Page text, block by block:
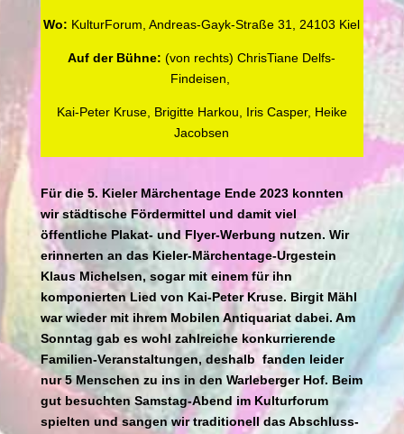
Wo: KulturForum, Andreas-Gayk-Straße 31, 24103 Kiel
Auf der Bühne: (von rechts) ChrisTiane Delfs-
Findeisen,
Kai-Peter Kruse, Brigitte Harkou, Iris Casper, Heike
Jacobsen
Für die 5. Kieler Märchentage Ende 2023 konnten
wir städtische Fördermittel und damit viel
öffentliche Plakat- und Flyer-Werbung nutzen. Wir
erinnerten an das Kieler-Märchentage-Urgestein
Klaus Michelsen, sogar mit einem für ihn
komponierten Lied von Kai-Peter Kruse. Birgit Mähl
war wieder mit ihrem Mobilen Antiquariat dabei. Am
Sonntag gab es wohl zahlreiche konkurrierende
Familien-Veranstaltungen, deshalb fanden leider
nur 5 Menschen zu ins in den Warleberger Hof. Beim
gut besuchten Samstag-Abend im Kulturforum
spielten und sangen wir traditionell das Abschluss-